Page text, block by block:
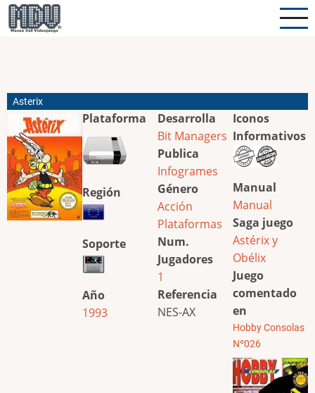
Pasar
al
Asterix
Plataforma
Región
Soporte
Año
1993
Desarrolla
Bit Managers
Publica
Infogrames
Género
Acción
Plataformas
Num.
Jugadores
1
Referencia
NES-AX
Iconos
Informativos
Manual
Manual
Saga juego
Astérix y
Obélix
Juego
comentado
en
Hobby Consolas
Nº026